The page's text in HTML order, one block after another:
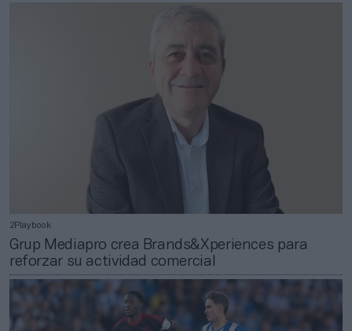
2Playbook
Grup Mediapro crea Brands&Xperiences para
reforzar su actividad comercial